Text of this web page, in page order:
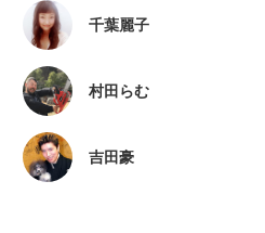
千葉麗子
村田らむ
吉田豪